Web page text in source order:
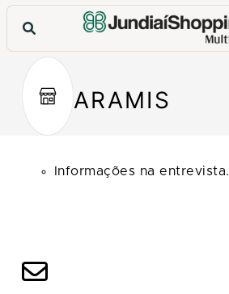
ARAMIS
Informações na entrevista.